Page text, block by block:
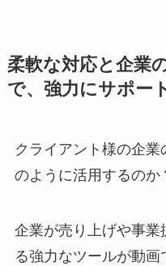
柔軟な対応と企業
で、強力にサポー
クライアント様の企
のように活用するのか
企業が売り上げや事
る強力なツールが動画